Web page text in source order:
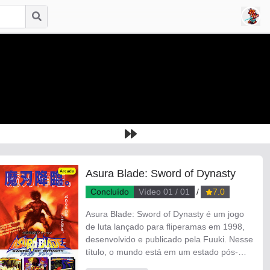
Asura Blade: Sword of Dynasty
Concluído Vídeo 01 / 01 7.0
Asura Blade: Sword of Dynasty é um jogo
de luta lançado para fliperamas em 1998,
desenvolvido e publicado pela Fuuki. Nesse
título, o mundo está em um estado pós-